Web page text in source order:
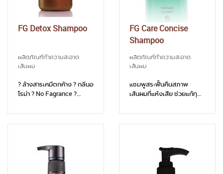
FG Detox Shampoo
ผลิตภัณฑ์ทำความสะอาด
เส้นผม
? ล้างสารเคมีตกค้าง ? กลิ่นอ
โรม่า ? No Fagrance ?
FG Care Concise
Shampoo
ผลิตภัณฑ์ทำความสะอาด
เส้นผม
แชมพูสระฟื้นคืนสภาพ
เส้นผมที่แห้งเสีย ช่วยแก้ทุก
กลับมาสปริงตัวสวย ดู
สุขภาพดี มีชีวิตชีวาอีกครั้ง